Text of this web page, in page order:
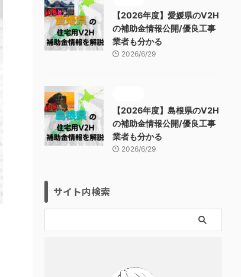
【2026年度】愛媛県のV2H
の補助金情報公開/優良工事
業者も分かる
2026/6/29
【2026年度】島根県のV2H
の補助金情報公開/優良工事
業者も分かる
2026/6/29
サイト内検索